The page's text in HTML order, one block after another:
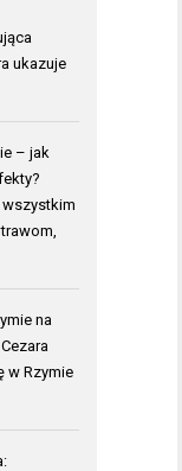
ukazuje
– jak
wszystkim
na
w Rzymie